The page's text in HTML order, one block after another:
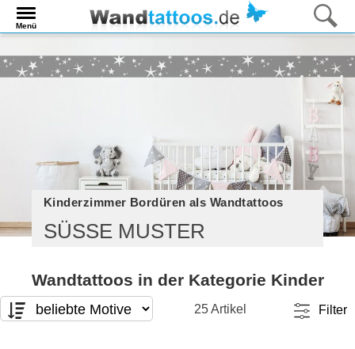
Menü
Kinderzimmer Bordüren als Wandtattoos
SÜSSE MUSTER
Wandtattoos in der Kategorie Kinder
25 Artikel Filter